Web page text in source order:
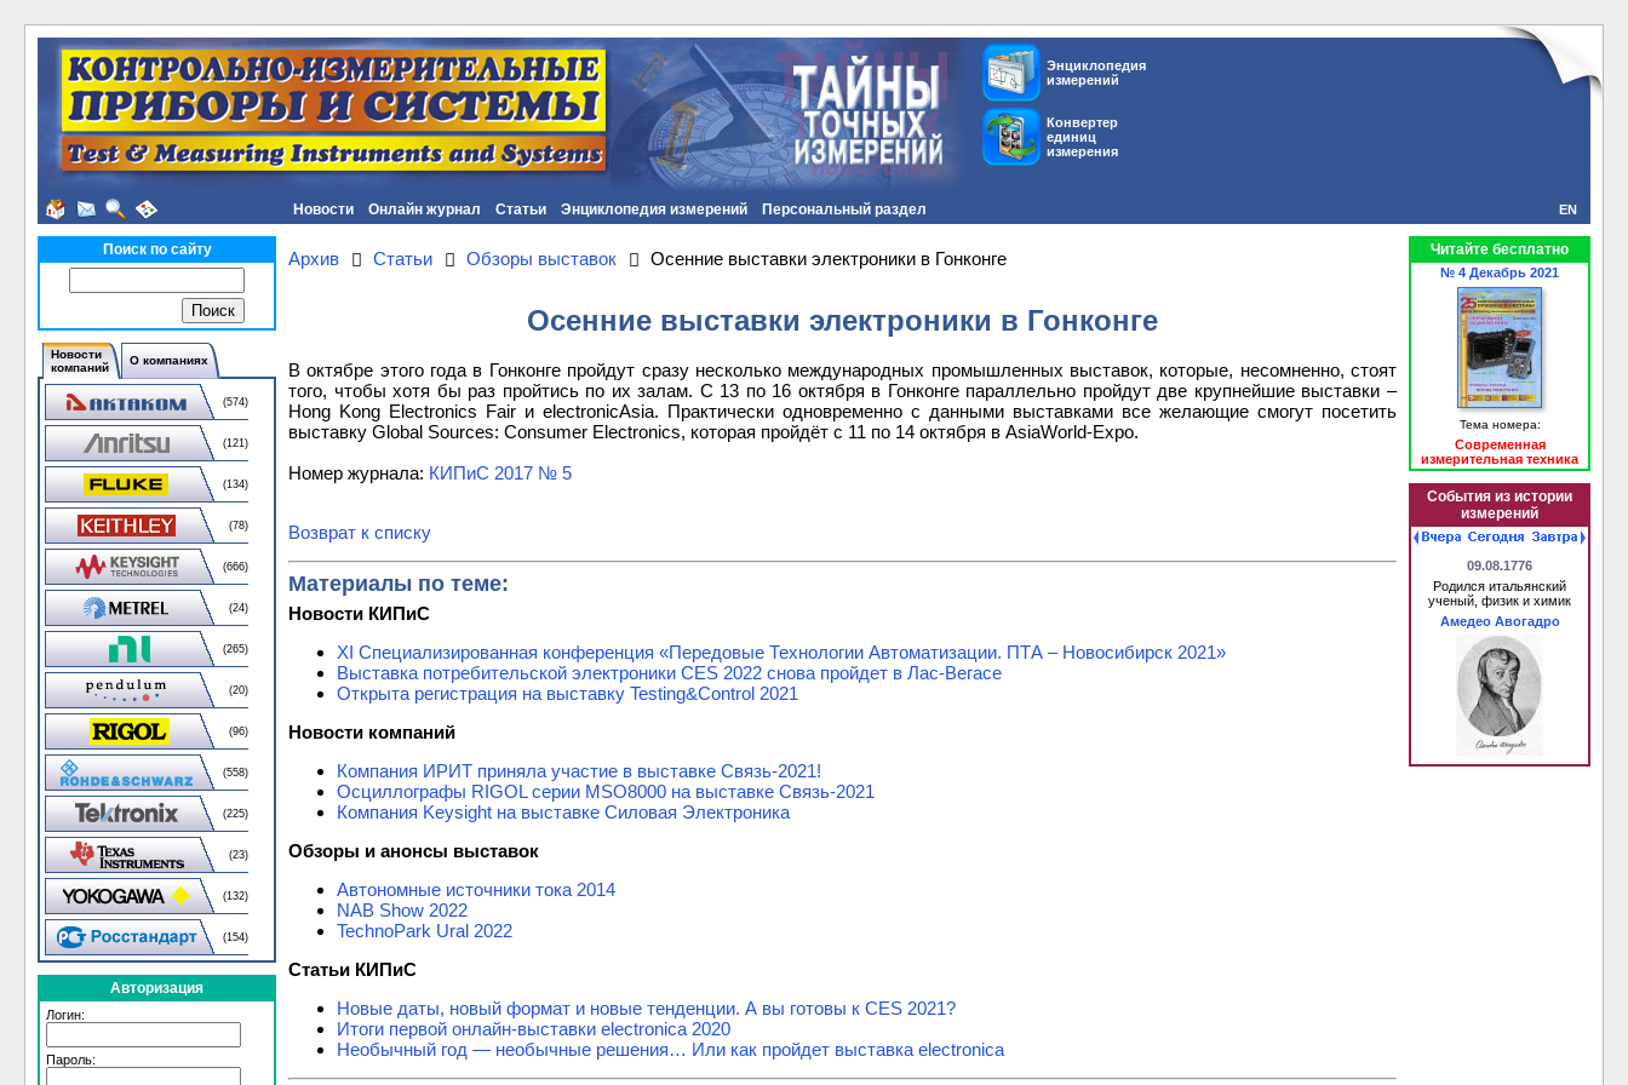
Энциклопедия
измерений
Конвертер
единиц
измерения
Новости Онлайн журнал Статьи Энциклопедия измерений Персональный раздел EN
Поиск по сайту
Новости
компаний
О компаниях
(574)
(121)
(134)
(78)
(666)
(24)
(265)
(20)
(96)
(558)
(225)
(23)
(132)
(154)
Авторизация
Логин:
Пароль:
Архив Статьи Обзоры выставок Осенние выставки электроники в Гонконге
Осенние выставки электроники в Гонконге
В октябре этого года в Гонконге пройдут сразу несколько международных промышленных выставок, которые, несомненно, стоят
того, чтобы хотя бы раз пройтись по их залам. С 13 по 16 октября в Гонконге параллельно пройдут две крупнейшие выставки –
Hong Kong Electronics Fair и electronicAsia. Практически одновременно с данными выставками все желающие смогут посетить
выставку Global Sources: Consumer Electronics, которая пройдёт с 11 по 14 октября в AsiaWorld-Expo.
Номер журнала: КИПиС 2017 № 5
Возврат к списку
Материалы по теме:
Новости КИПиС
XI Специализированная конференция «Передовые Технологии Автоматизации. ПТА – Новосибирск 2021»
Выставка потребительской электроники CES 2022 снова пройдет в Лас-Вегасе
Открыта регистрация на выставку Testing&Сontrol 2021
Новости компаний
Компания ИРИТ приняла участие в выставке Связь-2021!
Осциллографы RIGOL серии MSO8000 на выставке Связь-2021
Компания Keysight на выставке Силовая Электроника
Обзоры и анонсы выставок
Автономные источники тока 2014
NAB Show 2022
TechnoPark Ural 2022
Статьи КИПиС
Новые даты, новый формат и новые тенденции. А вы готовы к CES 2021?
Итоги первой онлайн-выставки electronica 2020
Необычный год — необычные решения… Или как пройдет выставка electronica
Читайте бесплатно
№ 4 Декабрь 2021
Тема номера:
Современная
измерительная техника
События из истории
измерений
09.08.1776
Родился итальянский
ученый, физик и химик
Амедео Авогадро